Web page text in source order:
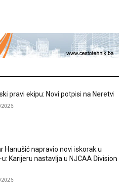
pravi ekipu: Novi potpisi na Neretvi
Hanušić napravio novi iskorak u
u: Karijeru nastavlja u NJCAA Division